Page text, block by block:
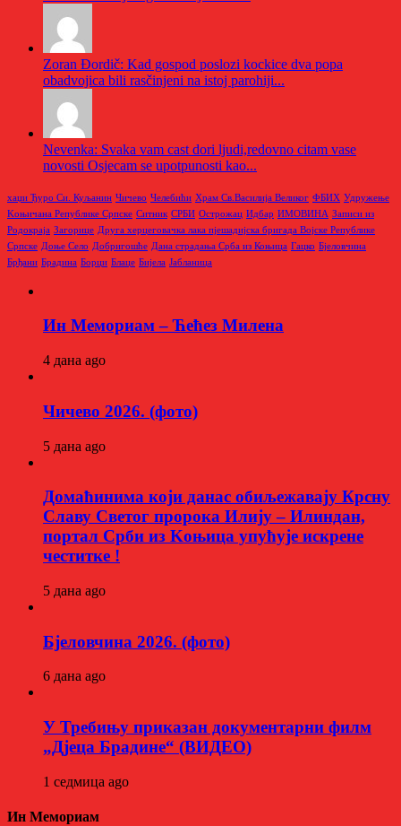
Zoran Đordič: Kad gospod poslozi kockice dva popa
obadvojica bili rasčinjeni na istoj parohiji...
Nevenka: Svaka vam cast dori ljudi,redovno citam vase
novosti Osjecam se upotpunosti kao...
хаџи Ђуро Си. Куљанин Чичево Челебићи Храм Св.Василија Великог ФБИХ Удружење
Kоњичана Републике Српске Ситник СРБИ Острожац Идбар ИМОВИНА Записи из
Родoкраја Загорице Друга херцеговачка лака пјешадијска бригада Војске Републике
Српске Доње Село Добригошће Дана страдања Срба из Коњица Гацко Бјеловчина
Брђани Брадина Борци Блаце Бијела Јабланица
Ин Мемориам – Ћећез Милена
4 дана ago
Чичево 2026. (фото)
5 дана ago
Домаћинима који данас обиљежавају Крсну
Славу Светог пророка Илију – Илиндан,
портал Срби из Kоњица упућује искрене
честитке !
5 дана ago
Бјеловчина 2026. (фото)
6 дана ago
У Требињу приказан документарни филм
„Дјеца Брадине“ (ВИДЕО)
1 седмица ago
Ин Мемориам